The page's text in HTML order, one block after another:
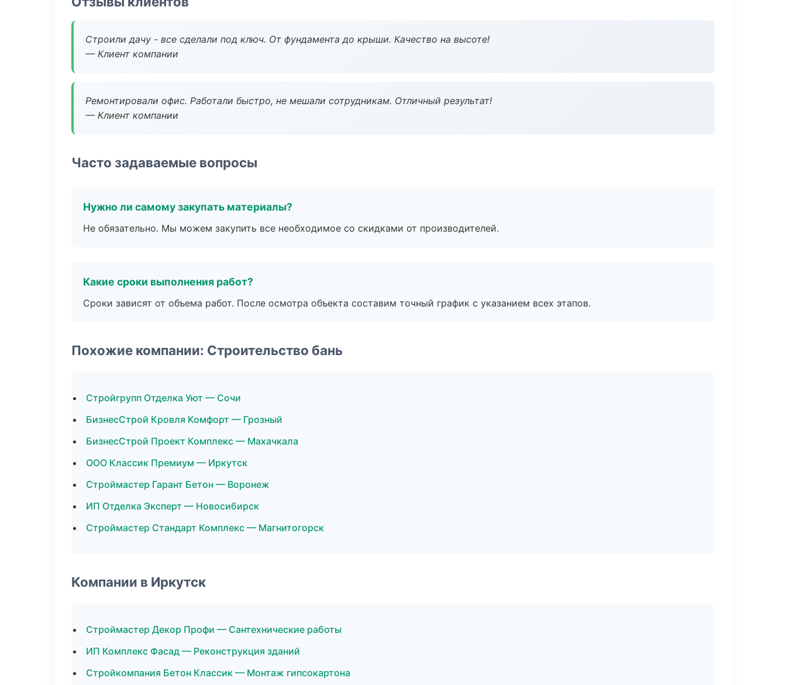
Строили дачу - все сделали под ключ. От фундамента до крыши. Качество на высоте!
— Клиент компании
Ремонтировали офис. Работали быстро, не мешали сотрудникам. Отличный результат!
— Клиент компании
Часто задаваемые вопросы
Нужно ли самому закупать материалы?
Не обязательно. Мы можем закупить все необходимое со скидками от производителей.
Какие сроки выполнения работ?
Сроки зависят от объема работ. После осмотра объекта составим точный график с указанием всех этапов.
Похожие компании: Строительство бань
Стройгрупп Отделка Уют — Сочи
БизнесСтрой Кровля Комфорт — Грозный
БизнесСтрой Проект Комплекс — Махачкала
ООО Классик Премиум — Иркутск
Строймастер Гарант Бетон — Воронеж
ИП Отделка Эксперт — Новосибирск
Строймастер Стандарт Комплекс — Магнитогорск
Компании в Иркутск
Строймастер Декор Профи — Сантехнические работы
ИП Комплекс Фасад — Реконструкция зданий
Стройкомпания Бетон Классик — Монтаж гипсокартона